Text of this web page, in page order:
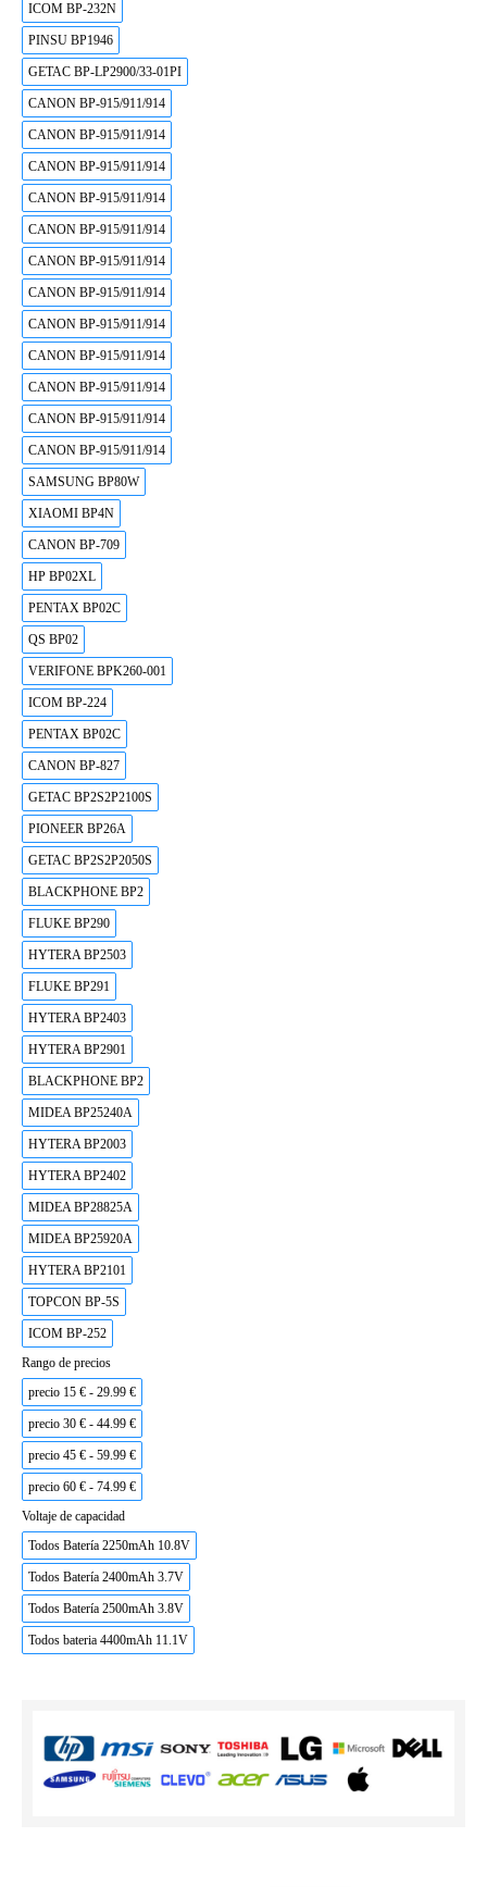
ICOM BP-232N
PINSU BP1946
GETAC BP-LP2900/33-01PI
CANON BP-915/911/914
CANON BP-915/911/914
CANON BP-915/911/914
CANON BP-915/911/914
CANON BP-915/911/914
CANON BP-915/911/914
CANON BP-915/911/914
CANON BP-915/911/914
CANON BP-915/911/914
CANON BP-915/911/914
CANON BP-915/911/914
CANON BP-915/911/914
SAMSUNG BP80W
XIAOMI BP4N
CANON BP-709
HP BP02XL
PENTAX BP02C
QS BP02
VERIFONE BPK260-001
ICOM BP-224
PENTAX BP02C
CANON BP-827
GETAC BP2S2P2100S
PIONEER BP26A
GETAC BP2S2P2050S
BLACKPHONE BP2
FLUKE BP290
HYTERA BP2503
FLUKE BP291
HYTERA BP2403
HYTERA BP2901
BLACKPHONE BP2
MIDEA BP25240A
HYTERA BP2003
HYTERA BP2402
MIDEA BP28825A
MIDEA BP25920A
HYTERA BP2101
TOPCON BP-5S
ICOM BP-252
Rango de precios
precio 15 € - 29.99 €
precio 30 € - 44.99 €
precio 45 € - 59.99 €
precio 60 € - 74.99 €
Voltaje de capacidad
Todos Batería 2250mAh 10.8V
Todos Batería 2400mAh 3.7V
Todos Batería 2500mAh 3.8V
Todos bateria 4400mAh 11.1V